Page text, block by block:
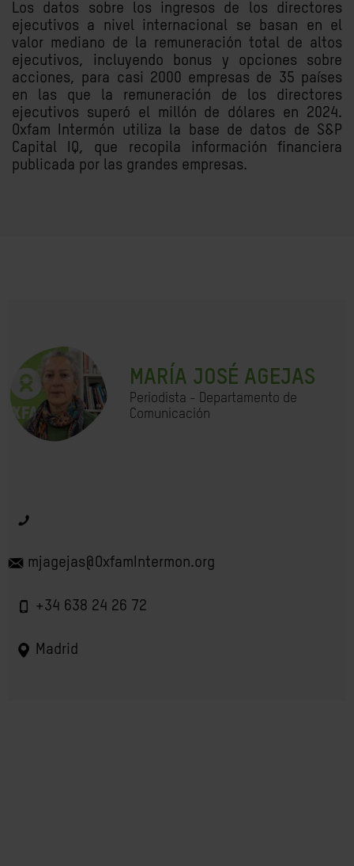
Los datos sobre los ingresos de los directores
ejecutivos a nivel internacional se basan en el
valor mediano de la remuneración total de altos
ejecutivos, incluyendo bonus y opciones sobre
acciones, para casi 2000 empresas de 35 países
en las que la remuneración de los directores
ejecutivos superó el millón de dólares en 2024.
Oxfam Intermón utiliza la base de datos de S&P
Capital IQ, que recopila información financiera
publicada por las grandes empresas.
MARÍA JOSÉ AGEJAS
Periodista - Departamento de
Comunicación
mjagejas@OxfamIntermon.org
+34 638 24 26 72
Madrid